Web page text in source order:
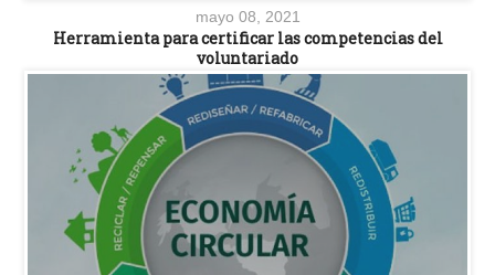
mayo 08, 2021
Herramienta para certificar las competencias del
voluntariado